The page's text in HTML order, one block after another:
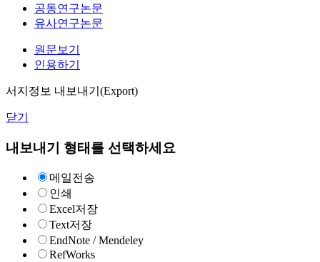
공동연구논문
유사연구논문
원문보기
인용하기
서지정보 내보내기(Export)
닫기
내보내기 형태를 선택하세요
메일전송
인쇄
Excel저장
Text저장
EndNote / Mendeley
RefWorks